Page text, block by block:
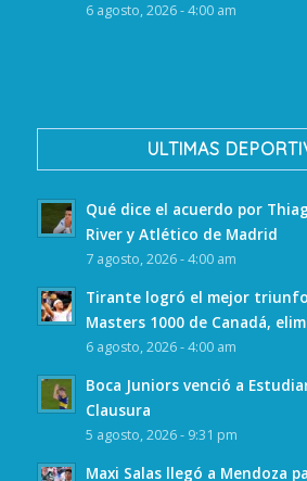
6 agosto, 2026 - 4:00 am
ULTIMAS
Qué dice el acuerdo por
River y Atlético de Madrid
7 agosto, 2026 - 4:00 am
Tirante logró el mejor
Masters 1000 de Canadá,
6 agosto, 2026 - 4:00 am
Boca Juniors venció a
Clausura
5 agosto, 2026 - 9:31 pm
Maxi Salas llegó a Mendoza